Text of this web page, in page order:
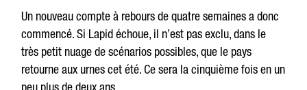
Un nouveau compte à rebours de quatre semaines a donc
commencé. Si Lapid échoue, il n’est pas exclu, dans le
très petit nuage de scénarios possibles, que le pays
retourne aux urnes cet été. Ce sera la cinquième fois en un
peu plus de deux ans.